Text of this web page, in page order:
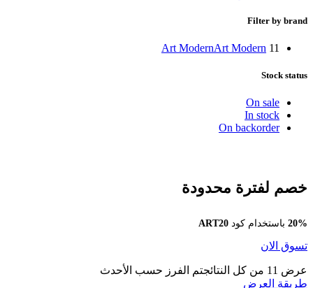
Filter by brand
Art ModernArt Modern 11
Stock status
On sale
In stock
On backorder
خصم لفترة محدودة
20% باستخدام كود ART20
تسوق الان
عرض ⁦11⁩ من كل النتائج
تم الفرز حسب الأحدث
طريقة العرض